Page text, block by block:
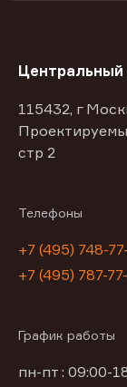
Центральный
115432, г
стр 2
Телефоны
+7 (495) 748-
+7 (495) 787-
График работы
пн-пт : 09:00-